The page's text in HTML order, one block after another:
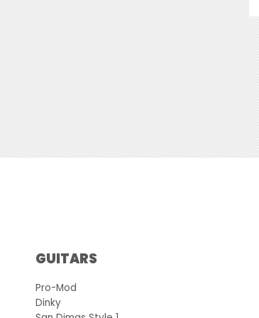
GUITARS
Pro-Mod
Dinky